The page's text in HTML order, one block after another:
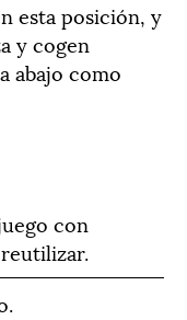
esta posición, y
y cogen
abajo como
con